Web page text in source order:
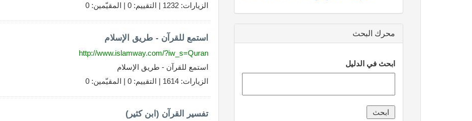
الزيارات: 1232 | التقييم: 0 | المقيّمين: 0
استمع للقرآن - طريق الإسلام
http://www.islamway.com/?iw_s=Quran
استمع للقرآن - طريق الإسلام
الزيارات: 1614 | التقييم: 0 | المقيّمين: 0
تفسير القرآن (ابن كثير)
محرك البحث
ابحث في الدليل